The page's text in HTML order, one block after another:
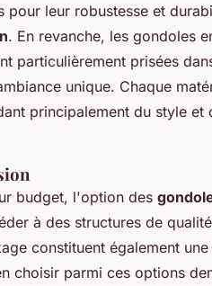
pour leur robustesse et
. En revanche, les gondoles
particulièrement prisées
unique. Chaque
principalement du style et
budget, l'option des
à des structures de
constituent également
choisir parmi ces options